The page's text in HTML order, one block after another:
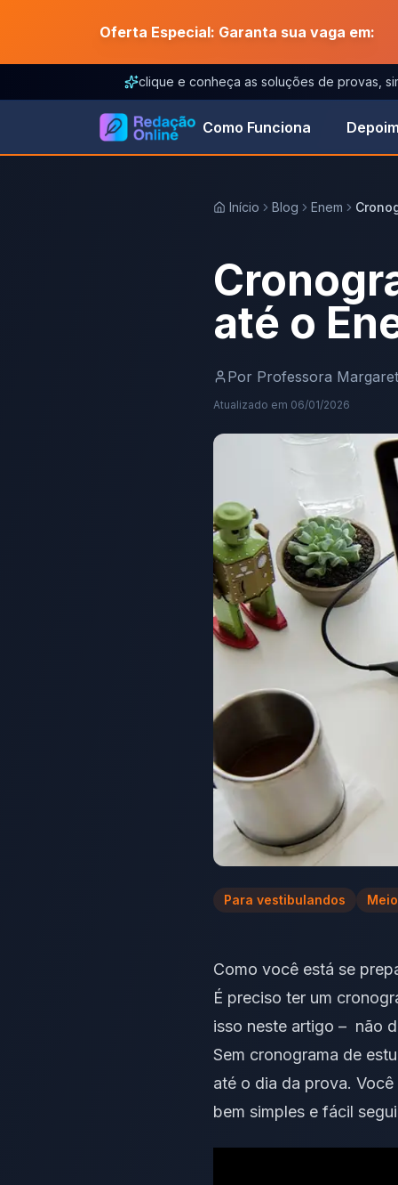
Oferta Especial: Garanta sua vaga em:
clique e conheça as soluções de provas,
Como Funciona
Início Blog Enem
até o
Por Professora
Atualizado em 06/01/2026
Para vestibulandos
Como você está se
É preciso ter um
isso neste artigo – não
Sem cronograma de
até o dia da prova.
bem simples e fácil